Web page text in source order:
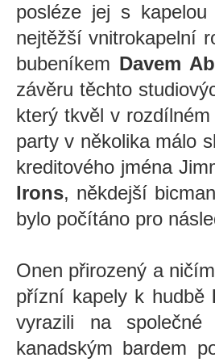
posléze jej s
nejtěžší vnitrokapelní
bubeníkem Davem
závěru těchto
který tkvěl v
party v několika málo
kreditového jména
Irons, někdejší
bylo počítáno pro
Onen přirozený a
přízní kapely k hudbě
vyrazili na
kanadským bardem